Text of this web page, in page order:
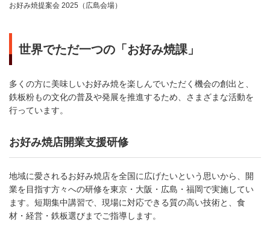
お好み焼提案会 2025（広島会場）
世界でただ一つの「お好み焼課」
多くの方に美味しいお好み焼を楽しんでいただく機会の創出と、
鉄板粉もの文化の普及や発展を推進するため、さまざまな活動を
行っています。
お好み焼店開業支援研修
地域に愛されるお好み焼店を全国に広げたいという思いから、開
業を目指す方々への研修を東京・大阪・広島・福岡で実施してい
ます。短期集中講習で、現場に対応できる質の高い技術と、食
材・経営・鉄板選びまでご指導します。